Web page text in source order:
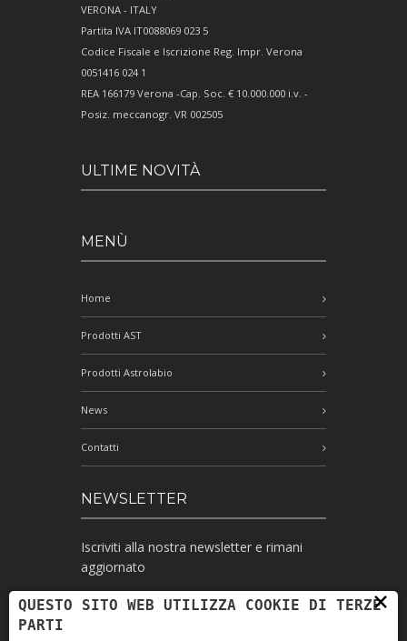
VERONA - ITALY
Partita IVA IT0088069 023 5
Codice Fiscale e Iscrizione Reg. Impr. Verona
0051416 024 1
REA 166179 Verona -Cap. Soc. € 10.000.000 i.v. -
Posiz. meccanogr. VR 002505
ULTIME NOVITÀ
MENÙ
Home
Prodotti AST
Prodotti Astrolabio
News
Contatti
NEWSLETTER
Iscriviti alla nostra newsletter e rimani
aggiornato
×
QUESTO SITO WEB UTILIZZA COOKIE DI TERZE
PARTI